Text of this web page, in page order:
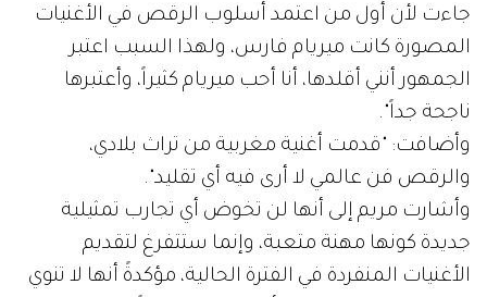
جاءت لأن أول من اعتمد أسلوب الرقص في الأغنيات
المصورة كانت ميريام فارس، ولهذا السبب اعتبر
الجمهور أنني أقلدها، أنا أحب ميريام كثيراً، وأعتبرها
ناجحة جداً".
وأضافت: "قدمت أغنية مغربية من تراث بلادي،
والرقص فن عالمي لا أرى فيه أي تقليد".
وأشارت مريم إلى أنها لن تخوض أي تجارب تمثيلية
جديدة كونها مهنة متعبة، وإنما ستتفرغ لتقديم
الأغنيات المنفردة في الفترة الحالية، مؤكدةً أنها لا تنوي